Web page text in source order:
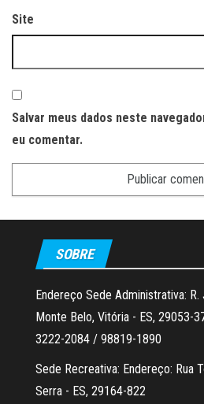
Site
Salvar meus dados neste
eu comentar.
SOBRE
Endereço Sede Administrativa:
Monte Belo, Vitória - ES, 29053-
3222-2084 / 98819-1890
Sede Recreativa: Endereço: Rua
Serra - ES, 29164-822